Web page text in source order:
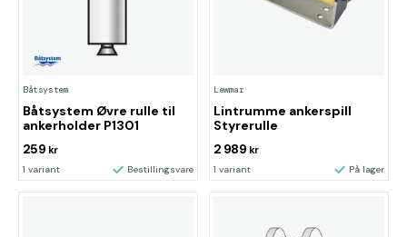
Båtsystem
Båtsystem Øvre rulle til
ankerholder P1301
259 kr
1 variant Bestillingsvare
Lewmar
Lintrumme ankerspill
Styrerulle
2 989 kr
1 variant På lager